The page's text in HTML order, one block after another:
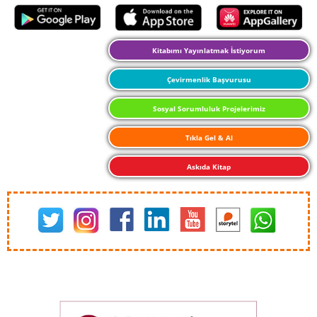
Kitabımı Yayınlatmak İstiyorum
Çevirmenlik Başvurusu
Sosyal Sorumluluk Projelerimiz
Tıkla Gel & Al
Askıda Kitap